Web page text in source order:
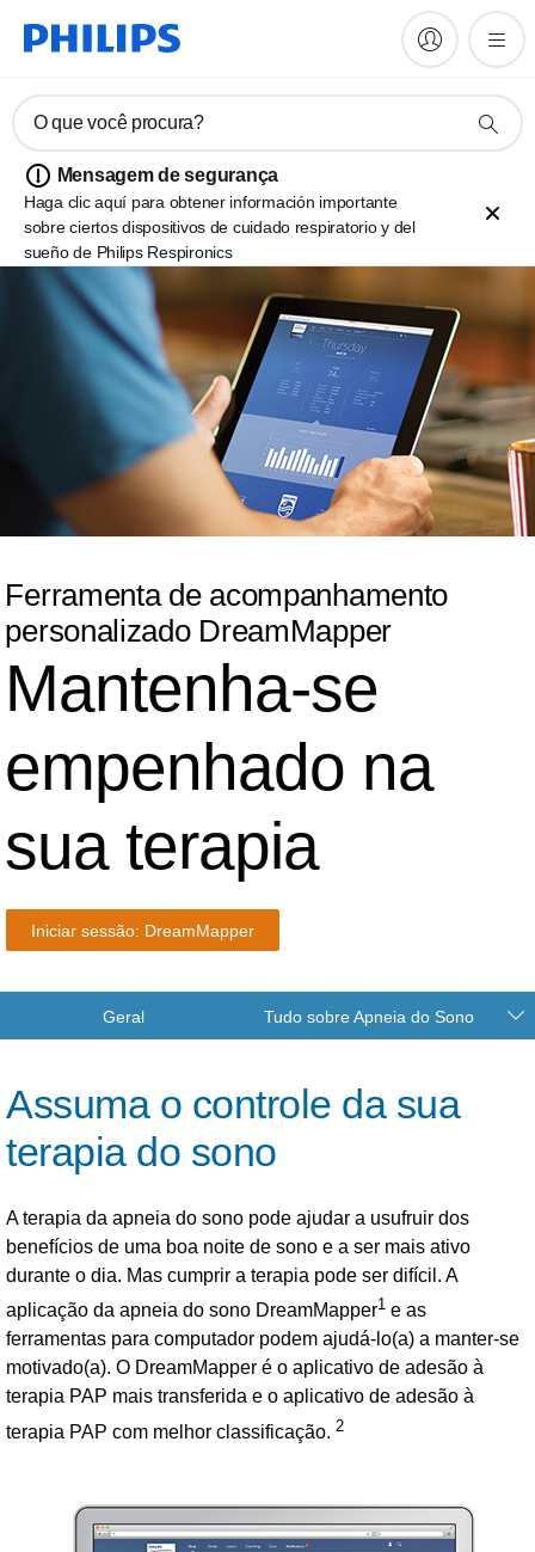
O que você procura?
Mensagem de segurança
Haga clic aquí para obtener información importante
sobre ciertos dispositivos de cuidado respiratorio y del
sueño de Philips Respironics
Ferramenta de acompanhamento
personalizado DreamMapper
Mantenha-se
empenhado na
sua terapia
Iniciar sessão: DreamMapper
Geral Tudo sobre Apneia do Sono
Assuma o controle da sua
terapia do sono
A terapia da apneia do sono pode ajudar a usufruir dos
benefícios de uma boa noite de sono e a ser mais ativo
durante o dia. Mas cumprir a terapia pode ser difícil. A
aplicação da apneia do sono DreamMapper1 e as
ferramentas para computador podem ajudá-lo(a) a manter-se
motivado(a). O DreamMapper é o aplicativo de adesão à
terapia PAP mais transferida e o aplicativo de adesão à
terapia PAP com melhor classificação. 2